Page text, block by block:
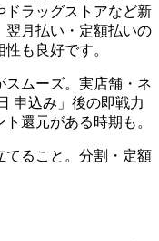
ドラッグストアなど新
翌月払い・定額払いの
も良好です。
スムーズ。実店舗・ネ
申込み」後の即戦力
還元がある時期も。
てること。分割・定額